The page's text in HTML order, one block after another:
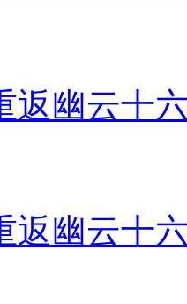
返幽云十
返幽云十